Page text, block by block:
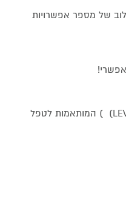
של מספר אפשרויות
תוכניות מאושרות LEVEL 1 + LEVEL 3) ) המותאמות לטפל